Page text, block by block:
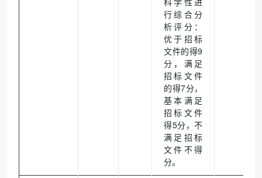
行综合分
析评分：
优于招标
文件的得9
分，满足
招标文件
的得7分，
基本满足
招标文件
得5分，不
满足招标
文件不得
分。